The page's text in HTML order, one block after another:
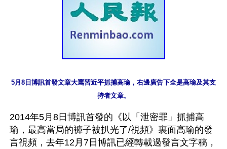
5月8日博訊首發文章大罵習近平抓捕高瑜，右邊廣告下全是高瑜及其支
持者文章。
2014年5月8日博訊首發的《以「泄密罪」抓捕高
瑜，最高當局的褲子被扒光了/視頻》裏面高瑜的發
言視頻，去年12月7日博訊已經轉載過發言文字稿，